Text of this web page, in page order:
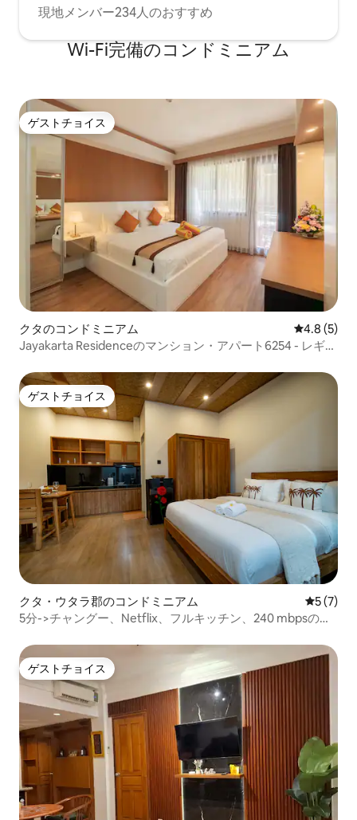
現地メンバー234人のおすすめ
Wi-Fi完備のコンドミニアム
ゲストチョイス
ゲストチョイス
クタのコンドミニアム レビュー5
4.8 (5)
Jayakarta Residenceのマンション・アパート6254 - レギア
ゲストチョイス
ゲストチョイス
クタ・ウタラ郡のコンドミニアム レビュー
5 (7)
5分->チャングー、Netflix、フルキッチン、240 mbpsの
ゲストチョイス
ゲストチョイス